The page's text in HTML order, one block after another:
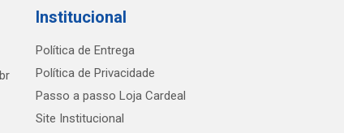
Institucional
Política de Entrega
Política de Privacidade
Passo a passo Loja Cardeal
Site Institucional